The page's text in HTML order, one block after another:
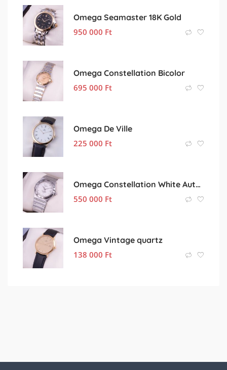
Omega Seamaster 18K Gold
950 000 Ft
Omega Constellation Bicolor
695 000 Ft
Omega De Ville
225 000 Ft
Omega Constellation White Automatic
550 000 Ft
Omega Vintage quartz
138 000 Ft